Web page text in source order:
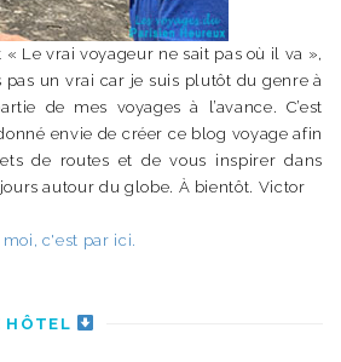
Le vrai voyageur ne sait pas où il va »,
pas un vrai car je suis plutôt du genre à
de mes voyages à l’avance. C’est
envie de créer ce blog voyage afin
de routes et de vous inspirer dans
autour du globe. À bientôt. Victor
c'est par ici.
HÔTEL